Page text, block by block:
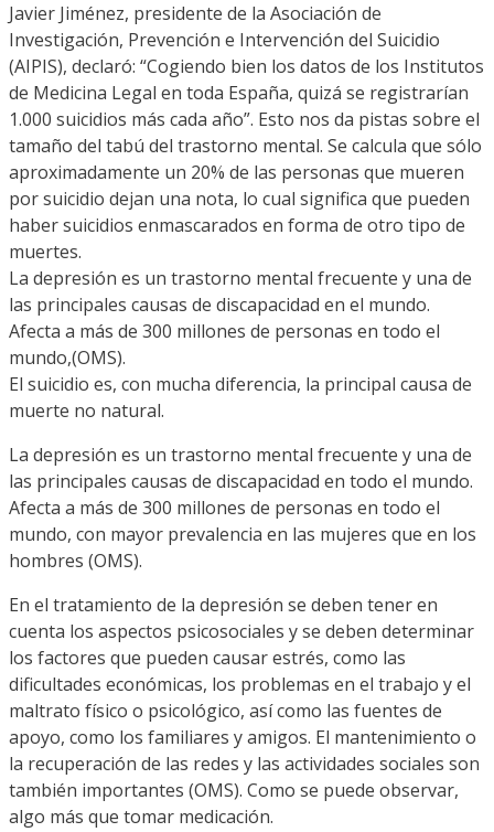
Javier Jiménez, presidente de la Asociación de
Investigación, Prevención e Intervención del Suicidio
(AIPIS), declaró: “Cogiendo bien los datos de los Institutos
de Medicina Legal en toda España, quizá se registrarían
1.000 suicidios más cada año”. Esto nos da pistas sobre el
tamaño del tabú del trastorno mental. Se calcula que sólo
aproximadamente un 20% de las personas que mueren
por suicidio dejan una nota, lo cual significa que pueden
haber suicidios enmascarados en forma de otro tipo de
muertes.
La depresión es un trastorno mental frecuente y una de
las principales causas de discapacidad en el mundo.
Afecta a más de 300 millones de personas en todo el
mundo,(OMS).
El suicidio es, con mucha diferencia, la principal causa de
muerte no natural.
La depresión es un trastorno mental frecuente y una de
las principales causas de discapacidad en todo el mundo.
Afecta a más de 300 millones de personas en todo el
mundo, con mayor prevalencia en las mujeres que en los
hombres (OMS).
En el tratamiento de la depresión se deben tener en
cuenta los aspectos psicosociales y se deben determinar
los factores que pueden causar estrés, como las
dificultades económicas, los problemas en el trabajo y el
maltrato físico o psicológico, así como las fuentes de
apoyo, como los familiares y amigos. El mantenimiento o
la recuperación de las redes y las actividades sociales son
también importantes (OMS). Como se puede observar,
algo más que tomar medicación.